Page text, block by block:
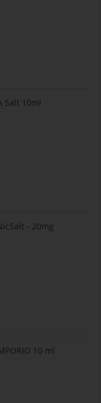
Salt 10ml
- 20mg
10 ml